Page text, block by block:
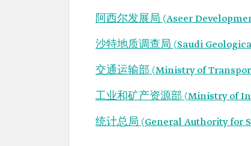
阿西尔发展局 (Aseer
沙特地质调查局 (Saudi
交通运输部 (Ministry of
工业和矿产资源部 (Ministry of
统计总局 (General Authority for